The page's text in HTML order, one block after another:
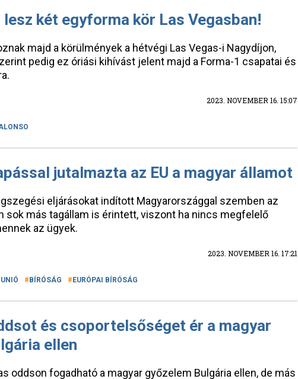
két egyforma kör Las Vegasban!
majd a körülmények a hétvégi Las Vegas-i Nagydíjon,
pedig ez óriási kihívást jelent majd a Forma-1 csapatai és
2023. NOVEMBER 16. 15:07
jutalmazta az EU a magyar államot
eljárásokat indított Magyarországgal szemben az
sok más tagállam is érintett, viszont ha nincs megfelelő
az ügyek.
2023. NOVEMBER 16. 17:21
BÍRÓSÁG EURÓPAI BÍRÓSÁG
és csoportelsőséget ér a magyar
ellen
oddson fogadható a magyar győzelem Bulgária ellen, de más